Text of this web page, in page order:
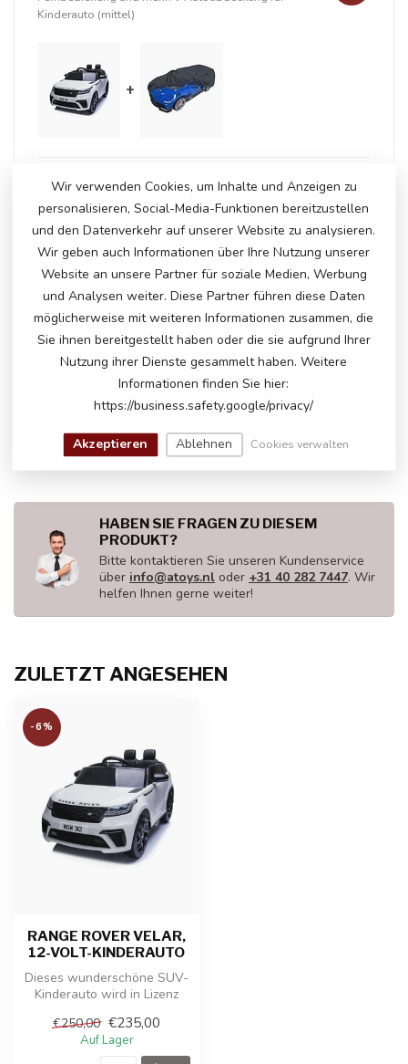
Kinderauto (mittel)
+
Auf Lager
€254,95
€247,50
ERGÄNZENDE PRODUKTE
Range Rover Velar
Auf Lager
€250,00
€235,00
Range Rover Velar
Auf Lager
€260,00
€245,00
HABEN SIE FRAGEN ZU DIESEM
PRODUKT?
Bitte kontaktieren Sie unseren Kundenservice
über info@atoys.nl oder +31 40 282 7447. Wir
helfen Ihnen gerne weiter!
ZULETZT ANGESEHEN
-6%
RANGE ROVER VELAR,
12-VOLT-KINDERAUTO
Dieses wunderschöne SUV-
Kinderauto wird in Lizenz
Di...
€250,00 €235,00
Auf Lager
Wir verwenden Cookies, um Inhalte und Anzeigen zu
personalisieren, Social-Media-Funktionen bereitzustellen
und den Datenverkehr auf unserer Website zu analysieren.
Wir geben auch Informationen über Ihre Nutzung unserer
Website an unsere Partner für soziale Medien, Werbung
und Analysen weiter. Diese Partner führen diese Daten
möglicherweise mit weiteren Informationen zusammen, die
Sie ihnen bereitgestellt haben oder die sie aufgrund Ihrer
Nutzung ihrer Dienste gesammelt haben. Weitere
Informationen finden Sie hier:
https://business.safety.google/privacy/
Akzeptieren Ablehnen Cookies verwalten